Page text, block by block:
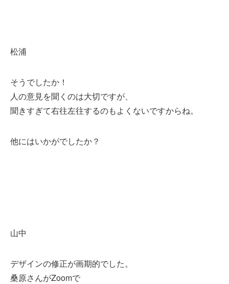
松浦
そうでしたか！
人の意見を聞くのは大切ですが、
聞きすぎて右往左往するのもよくないですからね。
他にはいかがでしたか？
山中
デザインの修正が画期的でした。
桑原さんがZoomで